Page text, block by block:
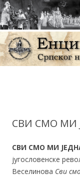
СВИ СМО МИ
СВИ СМО МИ
југословенске
Веселинова Сви